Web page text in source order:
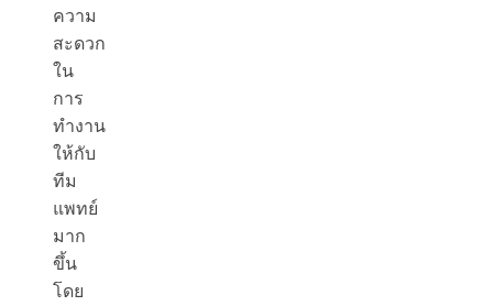
ความ
สะดวก
ใน
การ
ทำงาน
ให้กับ
ทีม
แพทย์
มาก
ขึ้น
โดย